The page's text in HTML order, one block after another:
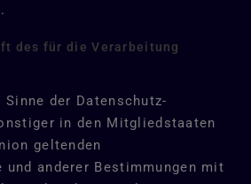
des für die Verarbeitung
der Datenschutz-
in den Mitgliedstaaten
geltenden
und anderer Bestimmungen mit